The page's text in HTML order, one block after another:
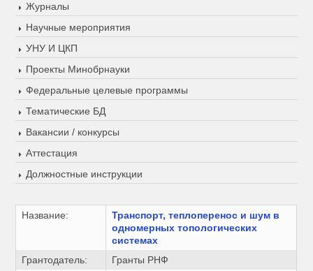
Журналы
Научные мероприятия
УНУ И ЦКП
Проекты Минобрнауки
Федеральные целевые программы
Тематические БД
Вакансии / конкурсы
Аттестация
Должностные инструкции
Название:
Транспорт, теплоперенос и шум в
одномерных топологическиx
системах
Грантодатель:
Гранты РНФ